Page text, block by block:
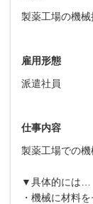
製薬工場の機
雇用形態
派遣社員
仕事内容
製薬工場での機
▼具体的には…
・機械に材料